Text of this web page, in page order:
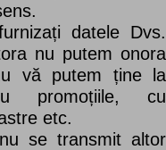
datele Dvs.
nu putem onora
vă putem ține la
promoțiile, cu
etc.
se transmit altor